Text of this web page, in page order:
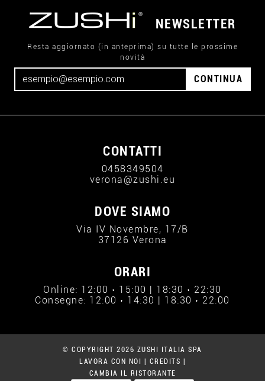
NEWSLETTER
Resta aggiornato (in anteprima) su tutte le prossime
novità
CONTINUA
CONTATTI
0458349504
verona@zushi.eu
DOVE SIAMO
Via IV Novembre, 17/B
37126 Verona
ORARI
Online: 12:00 › 15:00 | 18:30 › 22:30
Consegne: 12:00 › 14:30 | 18:30 › 22:00
© COPYRIGHT 2026 ZUSHI ITALIA SPA
LAVORA CON NOI
CREDITS
CAMBIA IL RISTORANTE